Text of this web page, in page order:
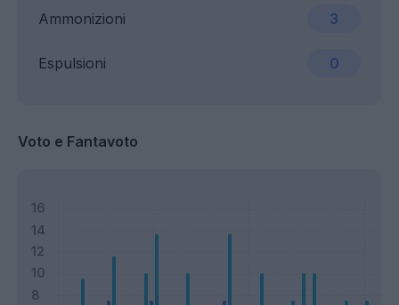
Ammonizioni 3
Espulsioni 0
Voto e Fantavoto